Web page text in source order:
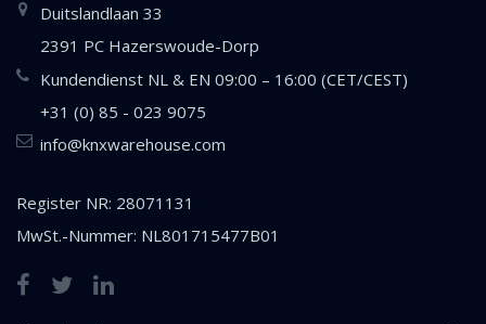
Duitslandlaan 33
2391 PC Hazerswoude-Dorp
Kundendienst NL & EN 09:00 – 16:00 (CET/CEST)
+31 (0) 85 - 023 9075
info@knxwarehouse.com
Register NR: 28071131
MwSt.-Nummer: NL801715477B01